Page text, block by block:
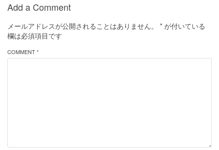
Add a Comment
メールアドレスが公開されることはありません。 * が付いている
欄は必須項目です
COMMENT *